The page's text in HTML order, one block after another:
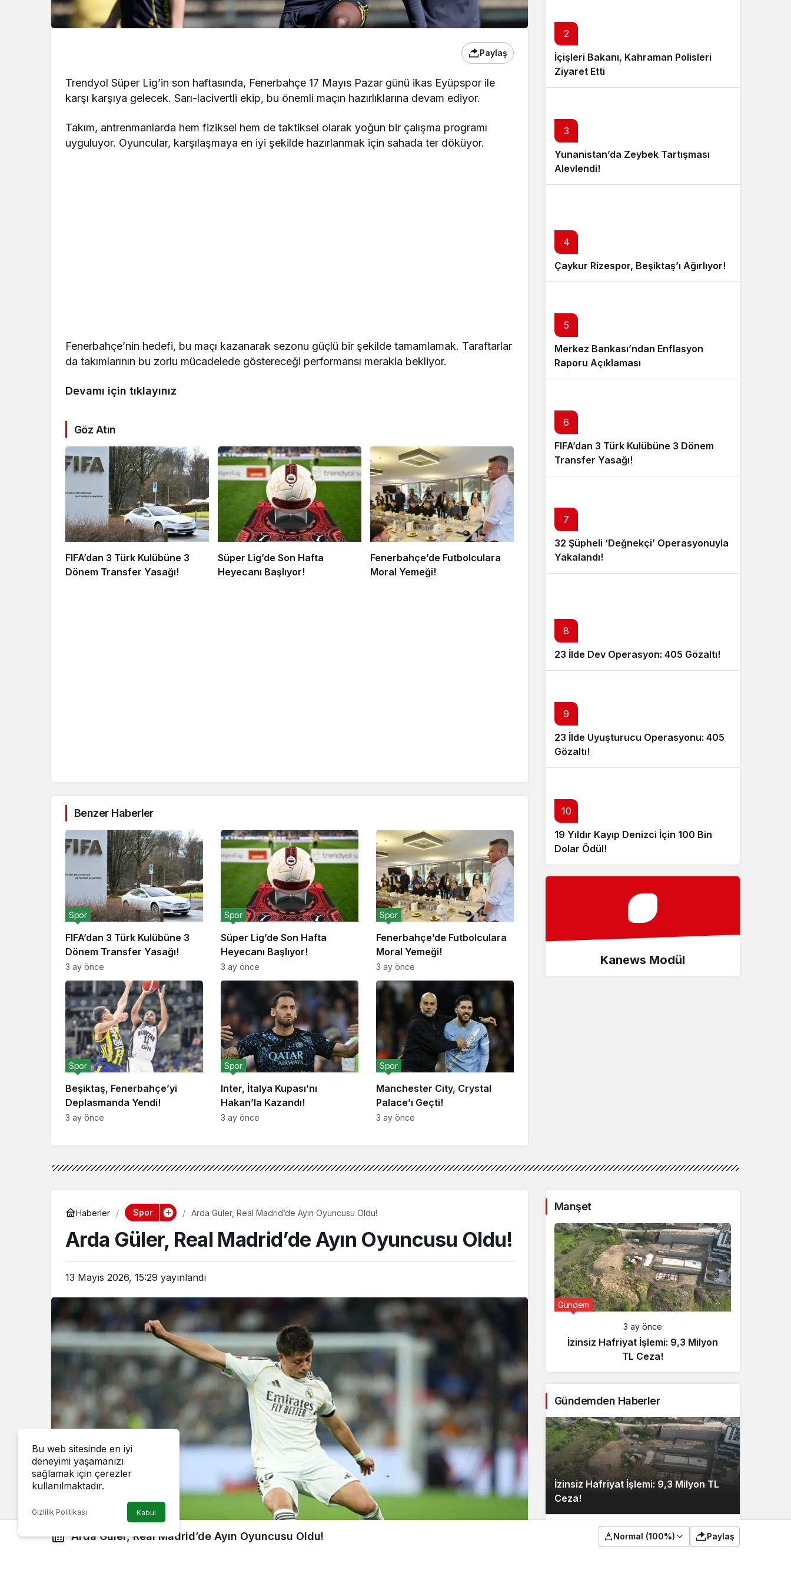
Paylaş
Trendyol Süper Lig’in son haftasında, Fenerbahçe 17 Mayıs Pazar günü ikas Eyüpspor ile
karşı karşıya gelecek. Sarı-lacivertli ekip, bu önemli maçın hazırlıklarına devam ediyor.
Takım, antrenmanlarda hem fiziksel hem de taktiksel olarak yoğun bir çalışma programı
uyguluyor. Oyuncular, karşılaşmaya en iyi şekilde hazırlanmak için sahada ter döküyor.
Fenerbahçe’nin hedefi, bu maçı kazanarak sezonu güçlü bir şekilde tamamlamak. Taraftarlar
da takımlarının bu zorlu mücadelede göstereceği performansı merakla bekliyor.
Devamı için tıklayınız
Göz Atın
FIFA’dan 3 Türk Kulübüne 3
Dönem Transfer Yasağı!
Süper Lig’de Son Hafta
Heyecanı Başlıyor!
Fenerbahçe’de Futbolculara
Moral Yemeği!
Benzer Haberler
FIFA’dan 3 Türk Kulübüne 3
Dönem Transfer Yasağı!
Spor
3 ay önce
Süper Lig’de Son Hafta
Heyecanı Başlıyor!
Spor
3 ay önce
Fenerbahçe’de Futbolculara
Moral Yemeği!
Spor
3 ay önce
Beşiktaş, Fenerbahçe’yi
Deplasmanda Yendi!
Spor
3 ay önce
Inter, İtalya Kupası’nı
Hakan’la Kazandı!
Spor
3 ay önce
Manchester City, Crystal
Palace’ı Geçti!
Spor
3 ay önce
2
İçişleri Bakanı, Kahraman Polisleri
Ziyaret Etti
3
Yunanistan’da Zeybek Tartışması
Alevlendi!
4
Çaykur Rizespor, Beşiktaş’ı Ağırlıyor!
5
Merkez Bankası’ndan Enflasyon
Raporu Açıklaması
6
FIFA’dan 3 Türk Kulübüne 3 Dönem
Transfer Yasağı!
7
32 Şüpheli ‘Değnekçi’ Operasyonuyla
Yakalandı!
8
23 İlde Dev Operasyon: 405 Gözaltı!
9
23 İlde Uyuşturucu Operasyonu: 405
Gözaltı!
10
19 Yıldır Kayıp Denizci İçin 100 Bin
Dolar Ödül!
Kanews Modül
Haberler Spor Arda Güler, Real Madrid’de Ayın Oyuncusu Oldu!
Arda Güler, Real Madrid’de Ayın Oyuncusu Oldu!
13 Mayıs 2026, 15:29 yayınlandı
Arda Güler, Real Madrid’de Ayın Oyuncusu Oldu! Normal (100%) Paylaş
Manşet
Gündem
3 ay önce
İzinsiz Hafriyat İşlemi: 9,3 Milyon
TL Ceza!
Gündemden Haberler
İzinsiz Hafriyat İşlemi: 9,3 Milyon TL
Ceza!
Bu web sitesinde en iyi
deneyimi yaşamanızı
sağlamak için çerezler
kullanılmaktadır.
Gizlilik Politikası Kabul